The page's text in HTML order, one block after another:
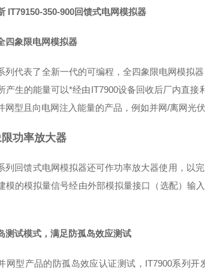
IT79150-350-900回馈式电网模拟器
四象限电网模拟器
列代表了全新一代的可编程，全四象限电网模拟
产生的能量可以*经由IT7900设备回收后厂内直
网型且向电网注入能量的产品，例如并网/离网光
功率放大器
列回馈式电网模拟器还可作功率放大器使用，以
模的模拟量信号经由外部模拟量接口（选配）输
测试模式，满足防孤岛效应测试
网型产品的防孤岛效应认证测试，IT7900系列